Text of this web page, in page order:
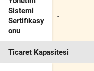
Sistemi
Sertifikasy
onu
-
Ticaret Kapasitesi